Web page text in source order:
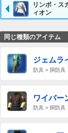
リンボ・ス
ィオン
同じ種類のアイテム
ジェムラ
防具 > 胴防具
ワイバー
防具 > 胴防具